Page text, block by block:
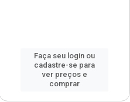
Faça seu login ou
cadastre-se para
ver preços e
comprar